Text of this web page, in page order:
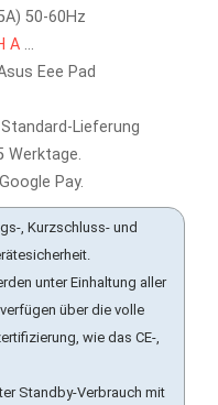
50-60Hz
A ...
Eee Pad
Lieferung
Werktage.
Pay.
, Kurzschluss- und
unter Einhaltung aller
über die volle
wie das CE-,
Standby-Verbrauch mit